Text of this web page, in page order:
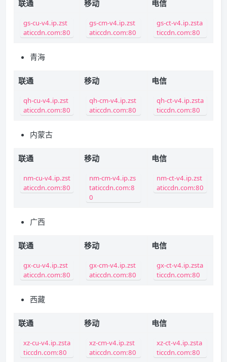
联通 移动 电信
gs-cu-v4.ip.zst
aticcdn.com:80
gs-cm-v4.ip.zst
aticcdn.com:80
gs-ct-v4.ip.zsta
ticcdn.com:80
青海
联通 移动 电信
qh-cu-v4.ip.zst
aticcdn.com:80
qh-cm-v4.ip.zst
aticcdn.com:80
qh-ct-v4.ip.zsta
ticcdn.com:80
内蒙古
联通 移动 电信
nm-cu-v4.ip.zst
aticcdn.com:80
nm-cm-v4.ip.zs
taticcdn.com:8
0
nm-ct-v4.ip.zst
aticcdn.com:80
广西
联通 移动 电信
gx-cu-v4.ip.zst
aticcdn.com:80
gx-cm-v4.ip.zst
aticcdn.com:80
gx-ct-v4.ip.zsta
ticcdn.com:80
西藏
联通 移动 电信
xz-cu-v4.ip.zsta
ticcdn.com:80
xz-cm-v4.ip.zst
aticcdn.com:80
xz-ct-v4.ip.zsta
ticcdn.com:80